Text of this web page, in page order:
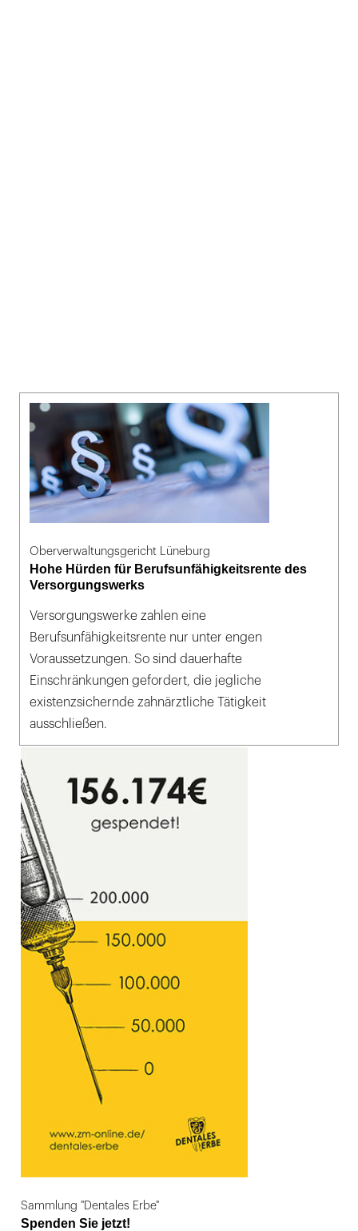
Oberverwaltungsgericht Lüneburg
Hohe Hürden für Berufsunfähigkeitsrente des
Versorgungswerks
Versorgungswerke zahlen eine
Berufsunfähigkeitsrente nur unter engen
Voraussetzungen. So sind dauerhafte
Einschränkungen gefordert, die jegliche
existenzsichernde zahnärztliche Tätigkeit
ausschließen.
Sammlung "Dentales Erbe"
Spenden Sie jetzt!